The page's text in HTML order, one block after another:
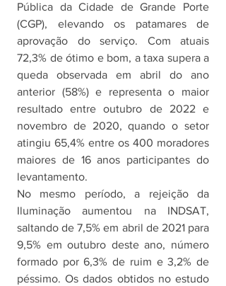
Pública da Cidade de Grande Porte
(CGP), elevando os patamares de
aprovação do serviço. Com atuais
72,3% de ótimo e bom, a taxa supera a
queda observada em abril do ano
anterior (58%) e representa o maior
resultado entre outubro de 2022 e
novembro de 2020, quando o setor
atingiu 65,4% entre os 400 moradores
maiores de 16 anos participantes do
levantamento.
No mesmo período, a rejeição da
Iluminação aumentou na INDSAT,
saltando de 7,5% em abril de 2021 para
9,5% em outubro deste ano, número
formado por 6,3% de ruim e 3,2% de
péssimo. Os dados obtidos no estudo